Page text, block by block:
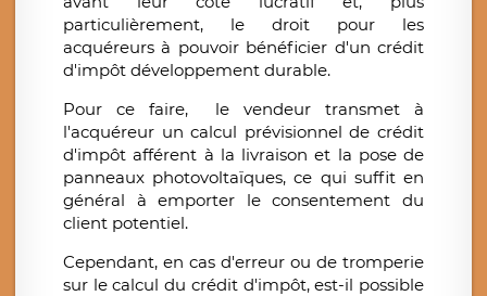
particulièrement, le droit pour les
acquéreurs à pouvoir bénéficier d'un crédit
d'impôt développement durable.
Pour ce faire, le vendeur transmet à
l'acquéreur un calcul prévisionnel de crédit
d'impôt afférent à la livraison et la pose de
panneaux photovoltaïques, ce qui suffit en
général à emporter le consentement du
client potentiel.
Cependant, en cas d'erreur ou de tromperie
sur le calcul du crédit d'impôt, est-il possible